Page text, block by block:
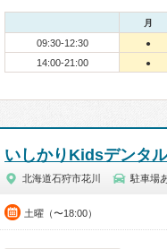
月
09:30-12:30 ●
14:00-21:00 ●
いしかりKidsデンタ
北海道石狩市花川 駐車場
土曜（〜18:00）